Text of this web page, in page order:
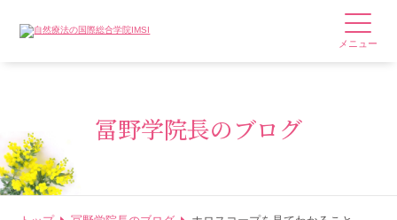
メニュー
冨野学院長のブログ